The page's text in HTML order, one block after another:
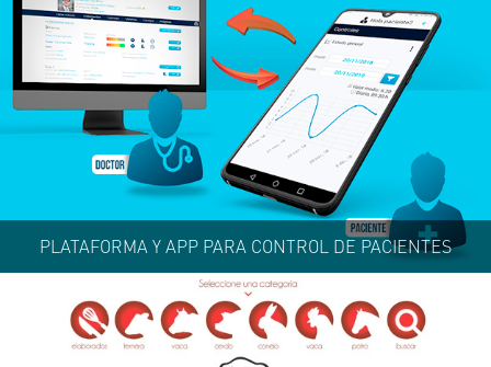
PLATAFORMA Y APP PARA CONTROL DE PACIENTES